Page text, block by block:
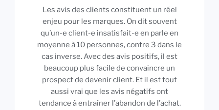
Les avis des clients constituent un réel
enjeu pour les marques. On dit souvent
qu’un-e client-e insatisfait-e en parle en
moyenne à 10 personnes, contre 3 dans le
cas inverse. Avec des avis positifs, il est
beaucoup plus facile de convaincre un
prospect de devenir client. Et il est tout
aussi vrai que les avis négatifs ont
tendance à entraîner l’abandon de l’achat.